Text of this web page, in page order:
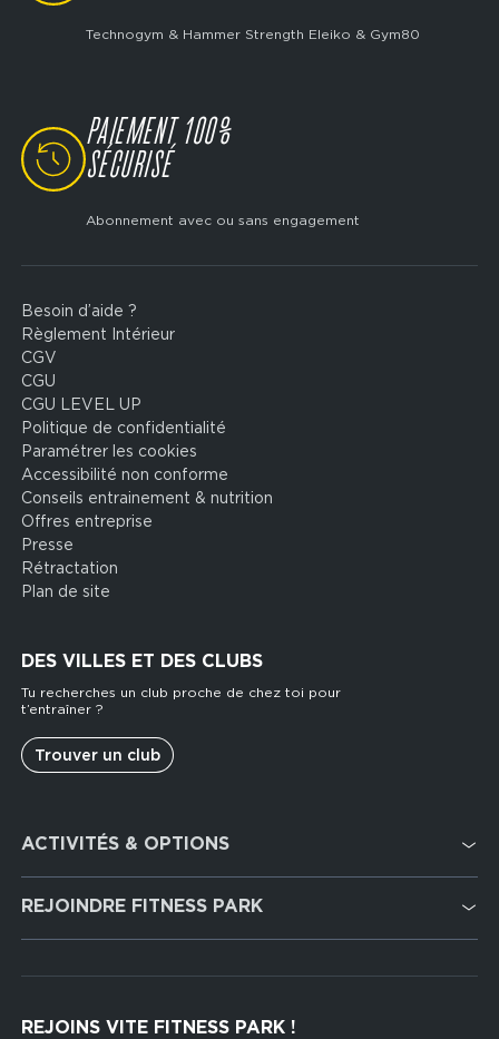
Technogym & Hammer Strength Eleiko & Gym80
SVG
PAIEMENT 100%
SÉCURISÉ
Abonnement avec ou sans engagement
Footer
legal
Besoin d’aide ?
Règlement Intérieur
CGV
CGU
CGU LEVEL UP
Politique de confidentialité
Paramétrer les cookies
Accessibilité non conforme
Conseils entrainement & nutrition
Offres entreprise
Presse
Rétractation
Plan de site
DES VILLES ET DES CLUBS
Tu recherches un club proche de chez toi pour
t’entraîner ?
Trouver un club
services
ACTIVITÉS & OPTIONS
Cardio Training
Musculation
Hyrox Zone
Cross Training
REJOINDRE FITNESS PARK
REJOINS VITE FITNESS PARK !